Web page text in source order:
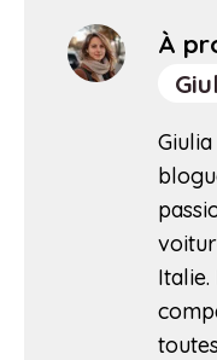
À
Italie.